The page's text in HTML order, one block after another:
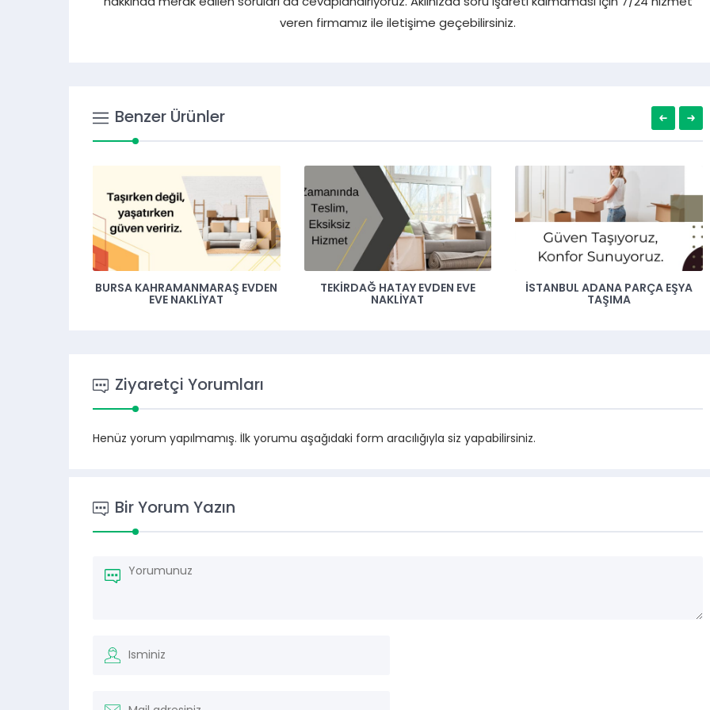
hakkında merak edilen soruları da cevaplandırıyoruz. Aklınızda soru işareti kalmaması için 7/24 hizmet
veren firmamız ile iletişime geçebilirsiniz.
Benzer Ürünler
BURSA KAHRAMANMARAŞ EVDEN
EVE NAKLIYAT
TEKIRDAĞ HATAY EVDEN EVE
İSTANBUL ADANA PARÇA EŞYA
İZMIR
Ziyaretçi Yorumları
Henüz yorum yapılmamış. İlk yorumu aşağıdaki form aracılığıyla siz yapabilirsiniz.
Bir Yorum Yazın